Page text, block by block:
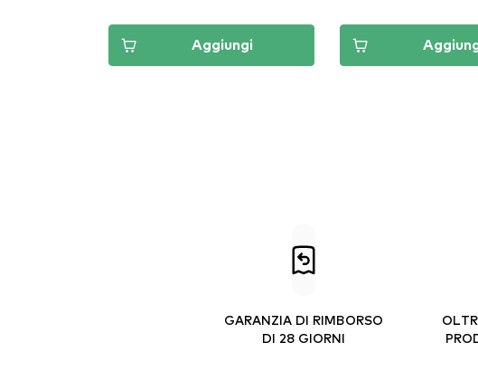
Aggiungi
GARANZIA DI RIMBORSO
DI 28 GIORNI